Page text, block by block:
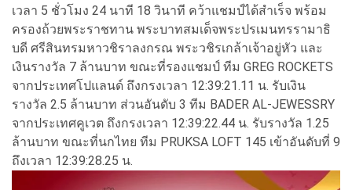
เวลา 5 ชั่วโมง 24 นาที 18 วินาที คว้าแชมป์ได้สำเร็จ พร้อม
ครองถ้วยพระราชทาน พระบาทสมเด็จพระปรเมนทรรามาธิ
บดี ศรีสินทรมหาวชิราลงกรณ พระวชิรเกล้าเจ้าอยู่หัว และ
เงินรางวัล 7 ล้านบาท ขณะที่รองแชมป์ ทีม GREG ROCKETS
จากประเทศโปแลนด์ ถึงกรงเวลา 12:39:21.11 น. รับเงิน
รางวัล 2.5 ล้านบาท ส่วนอันดับ 3 ทีม BADER AL-JEWESSRY
จากประเทศคูเวต ถึงกรงเวลา 12:39:22.44 น. รับรางวัล 1.25
ล้านบาท ขณะที่นกไทย ทีม PRUKSA LOFT 145 เข้าอันดับที่ 9
ถึงเวลา 12:39:28.25 น.